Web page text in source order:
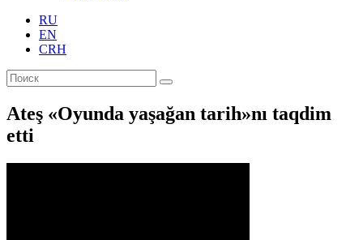
RU
EN
CRH
Ateş «Oyunda yaşağan tarih»nı taqdim
etti